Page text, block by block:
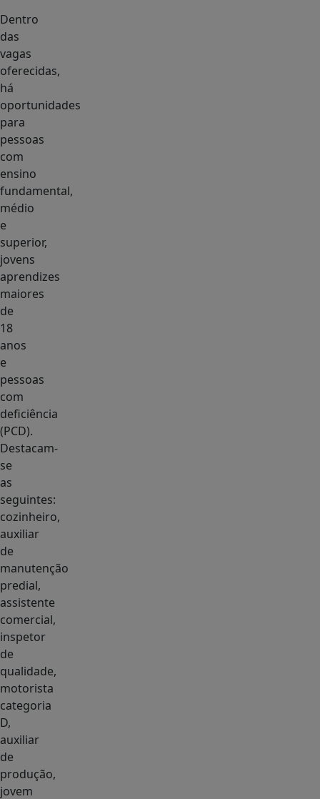
Dentro
das
vagas
oferecidas,
há
oportunidades
para
pessoas
com
ensino
fundamental,
médio
e
superior,
jovens
aprendizes
maiores
de
18
anos
e
pessoas
com
deficiência
(PCD).
Destacam-
se
as
seguintes:
cozinheiro,
auxiliar
de
manutenção
predial,
assistente
comercial,
inspetor
de
qualidade,
motorista
categoria
D,
auxiliar
de
produção,
jovem